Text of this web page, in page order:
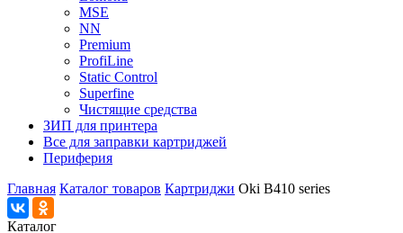
MSE
NN
Premium
ProfiLine
Static Control
Superfine
Чистящие средства
ЗИП для принтера
Все для заправки картриджей
Периферия
Главная Каталог товаров Картриджи Oki B410 series
Каталог